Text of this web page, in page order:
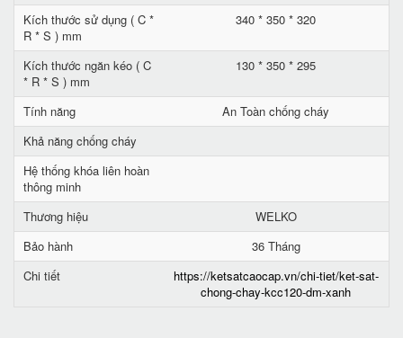
Kích thước sử dụng ( C *
R * S ) mm
340 * 350 * 320
Kích thước ngăn kéo ( C
* R * S ) mm
130 * 350 * 295
Tính năng
An Toàn chống cháy
Khả năng chống cháy
Hệ thống khóa liên hoàn
thông minh
Thương hiệu
WELKO
Bảo hành
36 Tháng
Chi tiết
https://ketsatcaocap.vn/chi-tiet/ket-sat-
chong-chay-kcc120-dm-xanh